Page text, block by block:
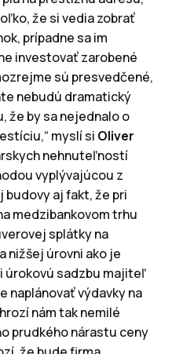
že si vedia zobrať
prípadne sa im
investovať zarobené
sú presvedčené,
nebudú dramatický
že by sa nejednalo o
myslí si Oliver
nehnuteľností
vyplývajúcou z
aj fakt, že pri
medzibankovom trhu
splátky na
nižšej úrovni ako je
úrokovú sadzbu majiteľ
naplánovať výdavky na
nám tak nemilé
prudkého nárastu ceny